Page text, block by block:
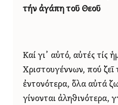
τήν ἀγάπη τοῦ Θεοῦ
Καί γι᾿ αὐτό, αὐτές τίς
Χριστουγέννων, πού ζεῖ
ἐντονότερα, ὅλα αὐτά
γίνονται ἀληθινότερα,